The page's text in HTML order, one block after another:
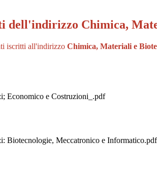
dell'indirizzo Chimica,
iscritti all'indirizzo Chimica, Materiali e
Economico e Costruzioni_.pdf
Biotecnologie, Meccatronico e Informatico.pdf